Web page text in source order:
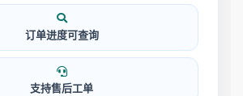
订单进度可查询
支持售后工单